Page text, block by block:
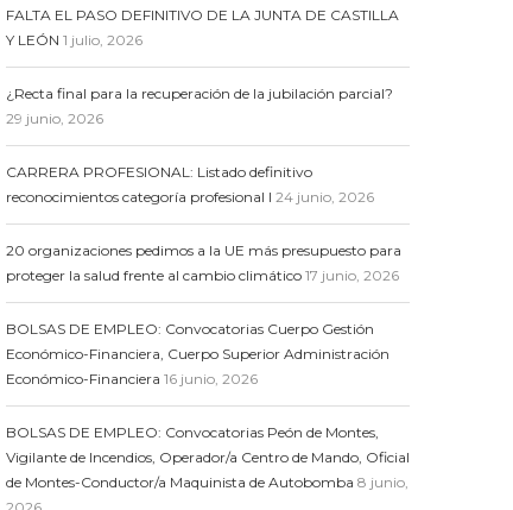
FALTA EL PASO DEFINITIVO DE LA JUNTA DE CASTILLA
Y LEÓN 1 julio, 2026
¿Recta final para la recuperación de la jubilación parcial?
29 junio, 2026
CARRERA PROFESIONAL: Listado definitivo
reconocimientos categoría profesional I 24 junio, 2026
20 organizaciones pedimos a la UE más presupuesto para
proteger la salud frente al cambio climático 17 junio, 2026
BOLSAS DE EMPLEO: Convocatorias Cuerpo Gestión
Económico-Financiera, Cuerpo Superior Administración
Económico-Financiera 16 junio, 2026
BOLSAS DE EMPLEO: Convocatorias Peón de Montes,
Vigilante de Incendios, Operador/a Centro de Mando, Oficial
de Montes-Conductor/a Maquinista de Autobomba 8 junio,